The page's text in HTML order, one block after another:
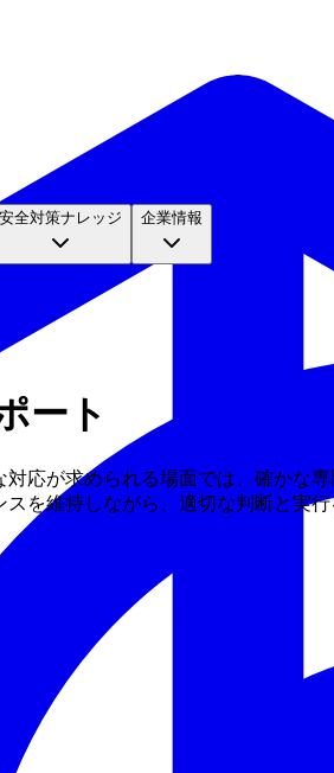
安全対策ナレッジ 企業情報
ート
応が求められる場面では、確かな
を維持しながら、適切な判断と実行